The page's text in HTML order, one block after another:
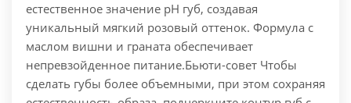
естественное значение pH губ, создавая
уникальный мягкий розовый оттенок. Формула с
маслом вишни и граната обеспечивает
непревзойденное питание.Бьюти-совет Чтобы
сделать губы более объемными, при этом сохраняя